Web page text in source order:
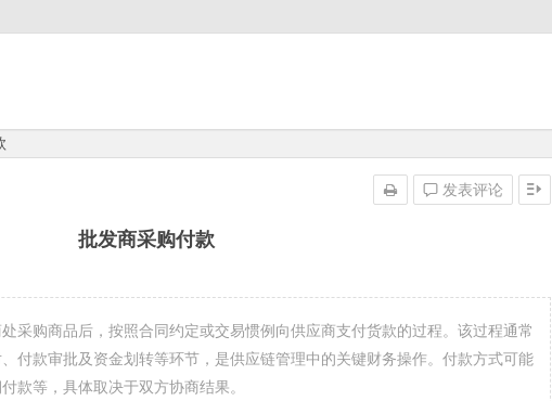
批发商采购付款
发表评论
采购商品后，按照合同约定或交易惯例向供应商支付货款的过程。该过程通常
付款审批及资金划转等环节，是供应链管理中的关键财务操作。付款方式可能
款等，具体取决于双方协商结果。